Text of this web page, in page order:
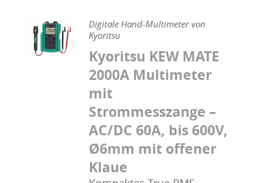
Digitale Hand-Multimeter von
Kyoritsu
Kyoritsu KEW MATE
2000A Multimeter
mit
Strommesszange –
AC/DC 60A, bis 600V,
Ø6mm mit offener
Klaue